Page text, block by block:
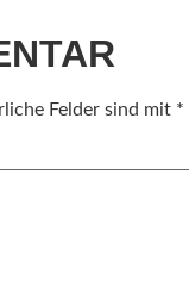
Felder sind mit *